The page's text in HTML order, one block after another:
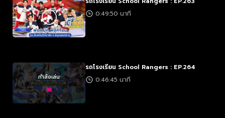
0:49:50 นาที
กำลังเล่น
รถโรงเรียน School Rangers : EP.264
0:46:45 นาที